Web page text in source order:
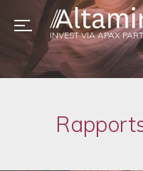
INVEST VIA APAX